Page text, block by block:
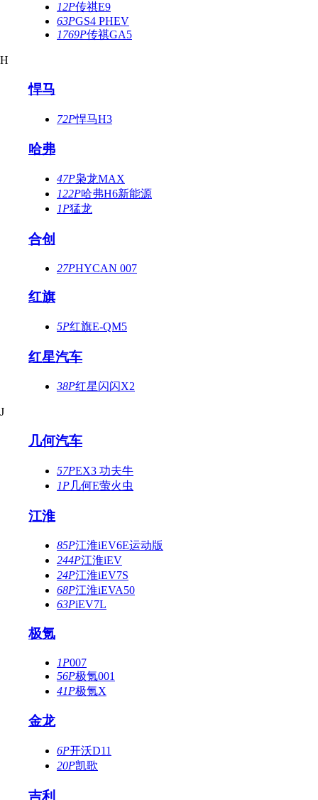
12P传祺E9
63PGS4 PHEV
1769P传祺GA5
H
悍马
72P悍马H3
哈弗
47P枭龙MAX
122P哈弗H6新能源
1P猛龙
合创
27PHYCAN 007
红旗
5P红旗E-QM5
红星汽车
38P红星闪闪X2
J
几何汽车
57PEX3 功夫牛
1P几何E萤火虫
江淮
85P江淮iEV6E运动版
244P江淮iEV
24P江淮iEV7S
68P江淮iEVA50
63PiEV7L
极氪
1P007
56P极氪001
41P极氪X
金龙
6P开沃D11
20P凯歌
吉利